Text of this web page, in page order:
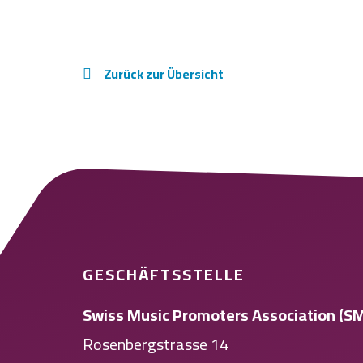
Zurück zur Übersicht
GESCHÄFTSSTELLE
Swiss Music Promoters Association
Rosenbergstrasse 14